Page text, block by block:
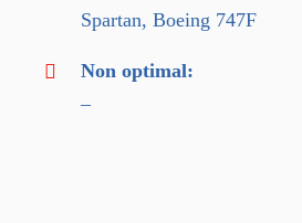
Spartan, Boeing 747F
Non optimal:
–